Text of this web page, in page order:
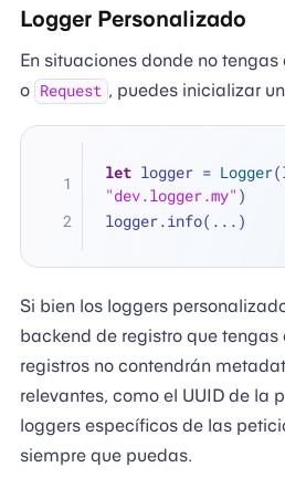
Logger Personalizado
En situaciones donde no tengas
o Request , puedes inicializar
let logger = Logger
"dev.logger.my" )
logger.info( ... )
Si bien los loggers
backend de registro que tengas
registros no contendrán
relevantes, como el UUID de la
loggers específicos de las
siempre que puedas.